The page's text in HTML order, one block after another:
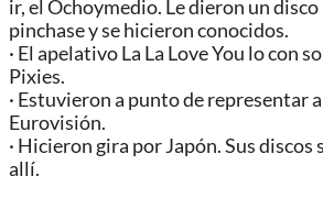
ir, el Ochoymedio. Le dieron un
pinchase y se hicieron conocidos.
· El apelativo La La Love You lo con
Pixies.
· Estuvieron a punto de representar
Eurovisión.
· Hicieron gira por Japón. Sus discos
allí.